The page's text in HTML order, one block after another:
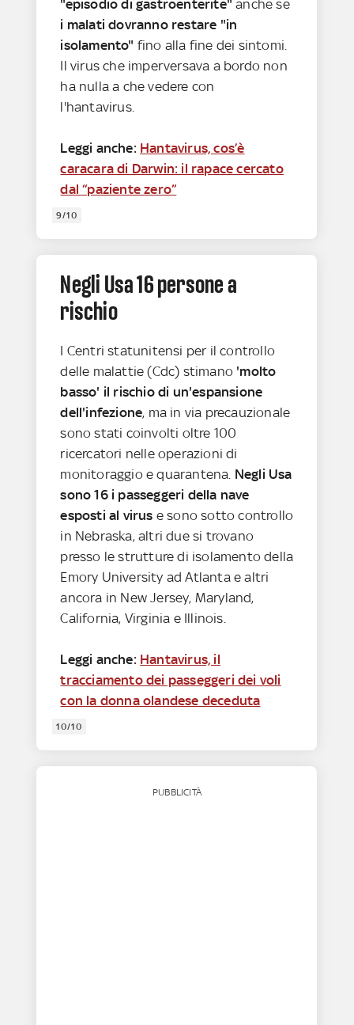
"episodio di gastroenterite" anche se
i malati dovranno restare "in
isolamento" fino alla fine dei sintomi.
Il virus che imperversava a bordo non
ha nulla a che vedere con
l'hantavirus.
Leggi anche: Hantavirus, cos’è
caracara di Darwin: il rapace cercato
dal “paziente zero”
9/10
Negli Usa 16 persone a
rischio
I Centri statunitensi per il controllo
delle malattie (Cdc) stimano 'molto
basso' il rischio di un'espansione
dell'infezione, ma in via precauzionale
sono stati coinvolti oltre 100
ricercatori nelle operazioni di
monitoraggio e quarantena. Negli Usa
sono 16 i passeggeri della nave
esposti al virus e sono sotto controllo
in Nebraska, altri due si trovano
presso le strutture di isolamento della
Emory University ad Atlanta e altri
ancora in New Jersey, Maryland,
California, Virginia e Illinois.
Leggi anche: Hantavirus, il
tracciamento dei passeggeri dei voli
con la donna olandese deceduta
10/10
PUBBLICITÀ